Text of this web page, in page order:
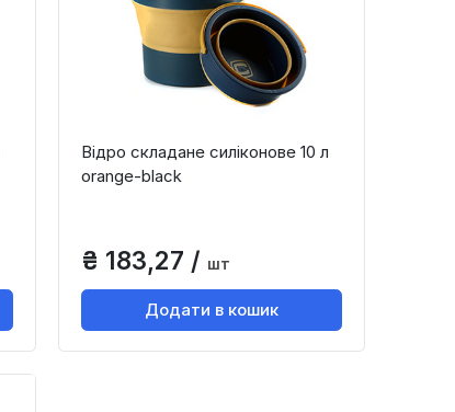
Відро складане силіконове 10 л
orange-black
₴ 183,27 / шт
Додати в кошик